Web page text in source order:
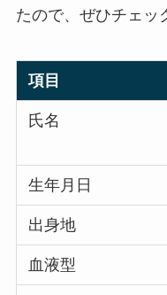
たので、ぜひチェッ
項目
氏名
生年月日
出身地
血液型